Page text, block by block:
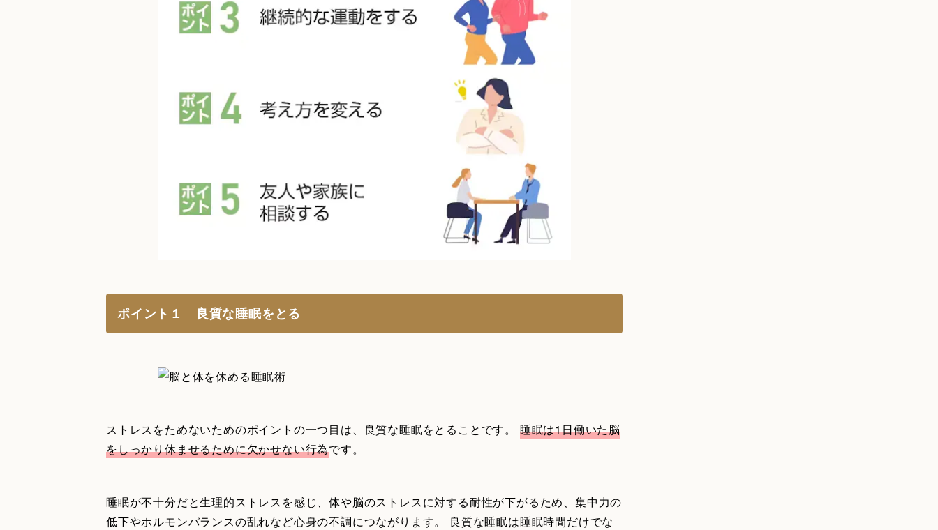
ポイント１ 良質な睡眠をとる
ストレスをためないためのポイントの一つ目は、良質な睡眠をとることです。 睡眠は1日働いた脳
をしっかり休ませるために欠かせない行為です。
睡眠が不十分だと生理的ストレスを感じ、体や脳のストレスに対する耐性が下がるため、集中力の
低下やホルモンバランスの乱れなど心身の不調につながります。 良質な睡眠は睡眠時間だけでな